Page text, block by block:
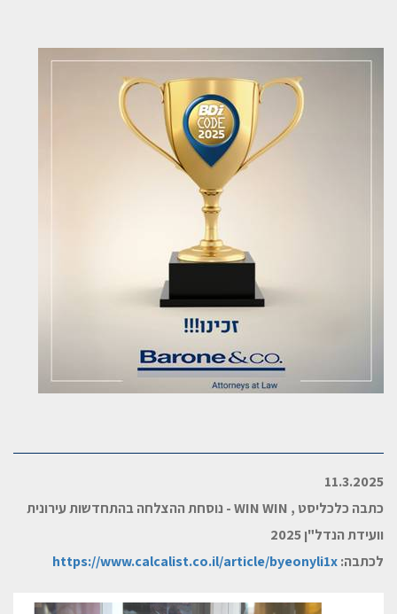
11.3.2025
כתבה כלכליסט , WIN WIN- נוסחת ההצלחה בהתחדשות עירונית
וועידת הנדל"ן 2025
לכתבה:https://www.calcalist.co.il/article/byeonyli1x